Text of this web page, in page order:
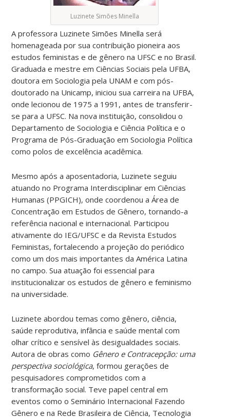
Luzinete Simões Minella
A professora Luzinete Simões Minella será
homenageada por sua contribuição pioneira aos
estudos feministas e de gênero na UFSC e no Brasil.
Graduada e mestre em Ciências Sociais pela UFBA,
doutora em Sociologia pela UNAM e com pós-
doutorado na Unicamp, iniciou sua carreira na UFBA,
onde lecionou de 1975 a 1991, antes de transferir-
se para a UFSC. Na nova instituição, consolidou o
Departamento de Sociologia e Ciência Política e o
Programa de Pós-Graduação em Sociologia Política
como polos de excelência acadêmica.
Mesmo após a aposentadoria, Luzinete seguiu
atuando no Programa Interdisciplinar em Ciências
Humanas (PPGICH), onde coordenou a Área de
Concentração em Estudos de Gênero, tornando-a
referência nacional e internacional. Participou
ativamente do IEG/UFSC e da Revista Estudos
Feministas, fortalecendo a projeção do periódico
como um dos mais importantes da América Latina
no campo. Sua atuação foi essencial para
institucionalizar os estudos de gênero e feminismo
na universidade.
Luzinete abordou temas como gênero, ciência,
saúde reprodutiva, infância e saúde mental com
olhar crítico e sensível às desigualdades sociais.
Autora de obras como Gênero e Contracepção: uma
perspectiva sociológica, formou gerações de
pesquisadores comprometidos com a
transformação social. Teve papel central em
eventos como o Seminário Internacional Fazendo
Gênero e na Rede Brasileira de Ciência, Tecnologia